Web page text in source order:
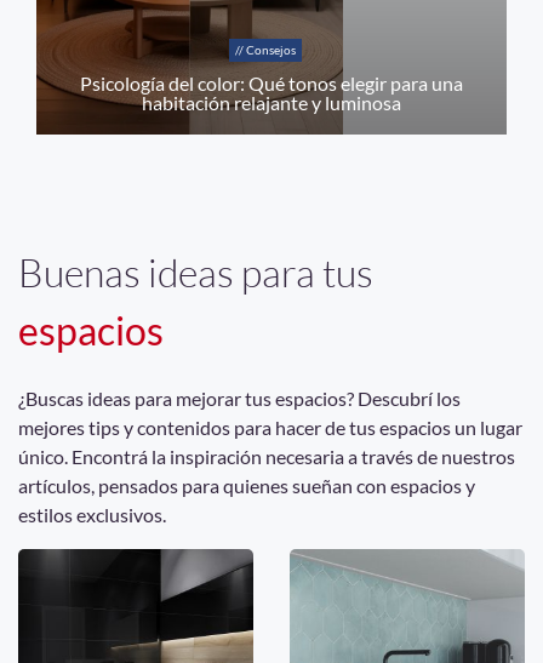
// Consejos
Psicología del color: Qué tonos elegir para una
habitación relajante y luminosa
Buenas ideas para tus
espacios
¿Buscas ideas para mejorar tus espacios? Descubrí los
mejores tips y contenidos para hacer de tus espacios un lugar
único. Encontrá la inspiración necesaria a través de nuestros
artículos, pensados para quienes sueñan con espacios y
estilos exclusivos.